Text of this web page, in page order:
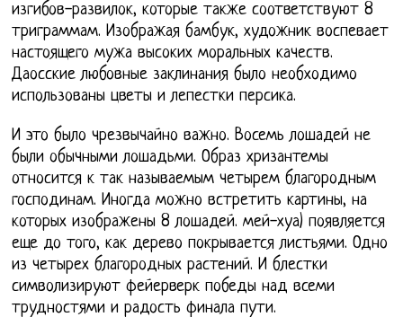
изгибов-развилок, которые также соответствуют 8
триграммам. Изображая бамбук, художник воспевает
настоящего мужа высоких моральных качеств.
Даосские любовные заклинания было необходимо
использованы цветы и лепестки персика.
И это было чрезвычайно важно. Восемь лошадей не
были обычными лошадьми. Образ хризантемы
относится к так называемым четырем благородным
господинам. Иногда можно встретить картины, на
которых изображены 8 лошадей. мей-хуа) появляется
еще до того, как дерево покрывается листьями. Одно
из четырех благородных растений. И блестки
символизируют фейерверк победы над всеми
трудностями и радость финала пути.